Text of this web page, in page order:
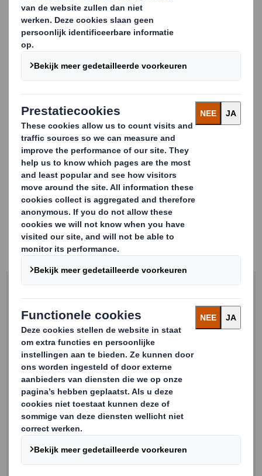
Beschadigde verpakking? Moeilijk te recyclen? Vergeet
het dan maar. Ontdek wat jouw klanten echt denken van
je verpakking in deze whitepaper.
3 cijfers om te onthouden
9% van de shoppers ontving dat jaar een
beschadigd product en 25% een beschadigde
buitenverpakking.
51% van de Nederlandse en 42% van de
Belgische shoppers noemt gemakkelijk te
openen als een van de belangrijkste kenmerken
Ruim 1 op de 10 e-shoppers stopt met bestellen
bij te veel verpakkingsmateriaal
Download de whitepaper en ontdek niet alleen de
trends, maar ook hoe u hier op in kunt spelen.
Voornaam
Achternaam
Email